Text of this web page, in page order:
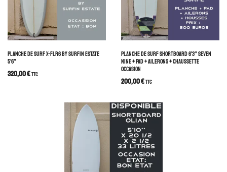
PLANCHE DE SURF X-FLR6 BY SURFIN ESTATE
5’6”
320,00€TTC
PLANCHE DE SURF SHORTBOARD 6’3” SEVEN
NINE + PAD + AILERONS + CHAUSSETTE
OCCASION
200,00€TTC